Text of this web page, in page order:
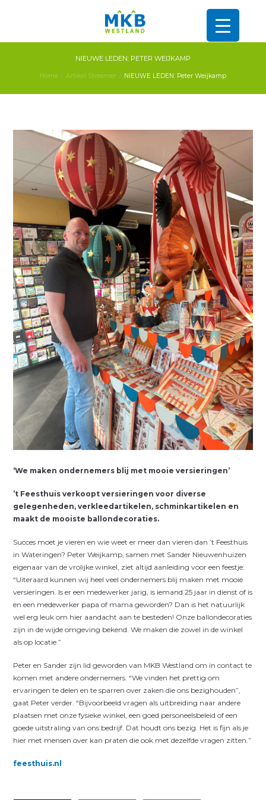
NIEUWE LEDEN: PETER WEIJKAMP
Home Artikel Streamer NIEUWE LEDEN: Peter Weijkamp
‘We maken ondernemers blij met mooie versieringen’
’t Feesthuis verkoopt versieringen voor diverse
gelegenheden, verkleedartikelen, schminkartikelen en
maakt de mooiste ballondecoraties.
Succes moet je vieren en wie weet er meer dan vieren dan ’t Feesthuis
in Wateringen? Peter Weijkamp, samen met Sander Nieuwenhuizen
eigenaar van de vrolijke winkel, ziet altijd aanleiding voor een feestje:
“Uiteraard kunnen wij heel veel ondernemers blij maken met mooie
versieringen. Is er een medewerker jarig, is iemand 25 jaar in dienst of is
en een medewerker papa of mama geworden? Dan is het natuurlijk
wel erg leuk om hier aandacht aan te besteden! Onze ballondecoraties
zijn in de wijde omgeving bekend. We maken die zowel in de winkel
als op locatie.”
Peter en Sander zijn lid geworden van MKB Westland om in contact te
komen met andere ondernemers. “We vinden het prettig om
ervaringen te delen en te sparren over zaken die ons bezighouden”,
gaat Peter verder. “Bijvoorbeeld vragen als uitbreiding naar andere
plaatsen met onze fysieke winkel, een goed personeelsbeleid of een
goede uitstraling van ons bedrijf. Dat houdt ons bezig. Het is fijn als je
hier met mensen over kan praten die ook met dezelfde vragen zitten.”
feesthuis.nl